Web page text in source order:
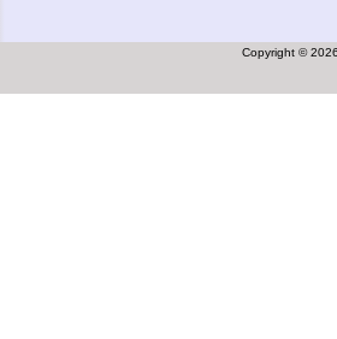
Copyright ©